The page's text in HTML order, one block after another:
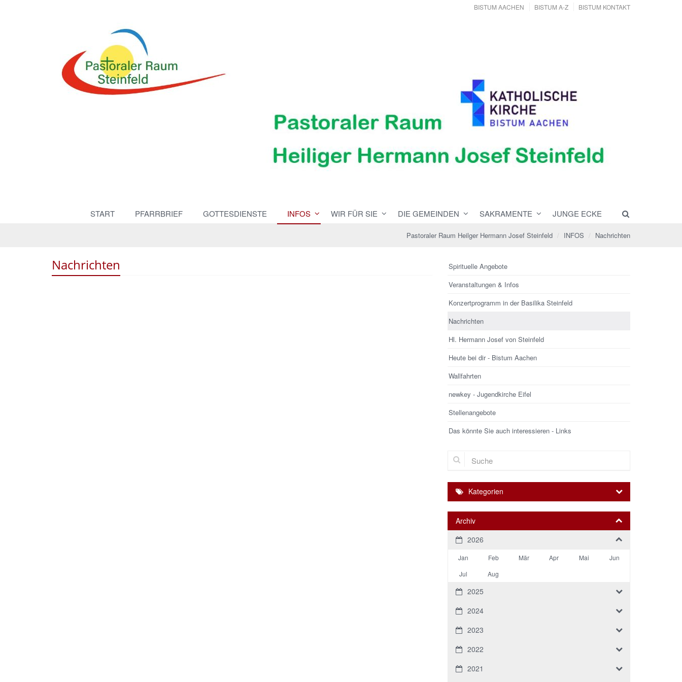
BISTUM AACHEN BISTUM A-Z BISTUM KONTAKT
START PFARRBRIEF GOTTESDIENSTE INFOS WIR FÜR SIE DIE GEMEINDEN SAKRAMENTE JUNGE ECKE
Pastoraler Raum Heilger Hermann Josef Steinfeld INFOS Nachrichten
Nachrichten
Spirituelle Angebote
Veranstaltungen & Infos
Konzertprogramm in der Basilika Steinfeld
Nachrichten
Hl. Hermann Josef von Steinfeld
Heute bei dir - Bistum Aachen
Wallfahrten
newkey - Jugendkirche Eifel
Stellenangebote
Das könnte Sie auch interessieren - Links
Suche
Kategorien
Archiv
2026
Jan Feb Mär Apr Mai
Jun
Jul
Aug
2025
2024
2023
2022
2021